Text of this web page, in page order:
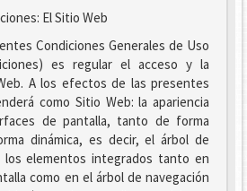
El Sitio Web
Condiciones Generales de Uso
es regular el acceso y la
A los efectos de las presentes
como Sitio Web: la apariencia
de pantalla, tanto de forma
dinámica, es decir, el árbol de
los elementos integrados tanto en
como en el árbol de navegación